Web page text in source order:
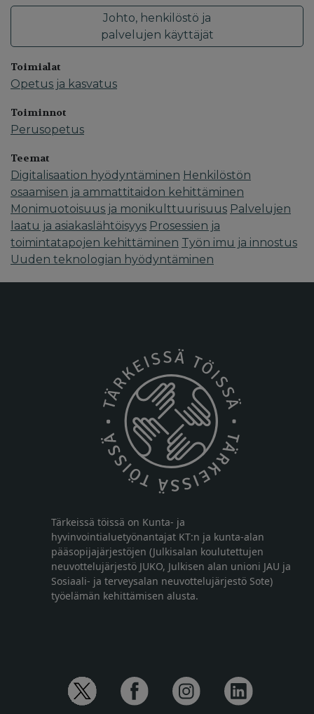
Johto, henkilöstö ja
palvelujen käyttäjät
Toimialat
Opetus ja kasvatus
Toiminnot
Perusopetus
Teemat
Digitalisaation hyödyntäminen Henkilöstön
osaamisen ja ammattitaidon kehittäminen
Monimuotoisuus ja monikulttuurisuus Palvelujen
laatu ja asiakaslähtöisyys Prosessien ja
toimintatapojen kehittäminen Työn imu ja innostus
Uuden teknologian hyödyntäminen
Tärkeissä töissä on Kunta- ja
hyvinvointialuetyönantajat KT:n ja kunta-alan
pääsopijajärjestöjen (Julkisalan koulutettujen
neuvottelujärjestö JUKO, Julkisen alan unioni JAU ja
Sosiaali- ja terveysalan neuvottelujärjestö Sote)
työelämän kehittämisen alusta.